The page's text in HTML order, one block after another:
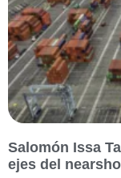
Salomón Issa
ejes del